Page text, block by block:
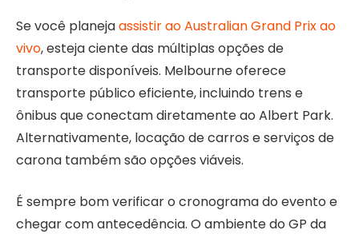
Se você planejaassistir ao Australian Grand Prix ao
vivo, esteja ciente das múltiplas opções de
transporte disponíveis. Melbourne oferece
transporte público eficiente, incluindo trens e
ônibus que conectam diretamente ao Albert Park.
Alternativamente, locação de carros e serviços de
carona também são opções viáveis.
É sempre bom verificar o cronograma do evento e
chegar com antecedência. O ambiente do GP da